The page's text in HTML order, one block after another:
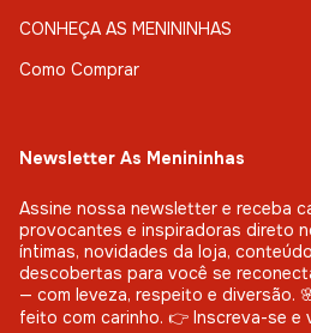
CONHEÇA AS MENININHAS
Como Comprar
Newsletter As Menininhas
Assine nossa newsletter e receba
provocantes e inspiradoras direto
íntimas, novidades da loja,
descobertas para você se
— com leveza, respeito e diversão.
feito com carinho. 👉 Inscreva-se e